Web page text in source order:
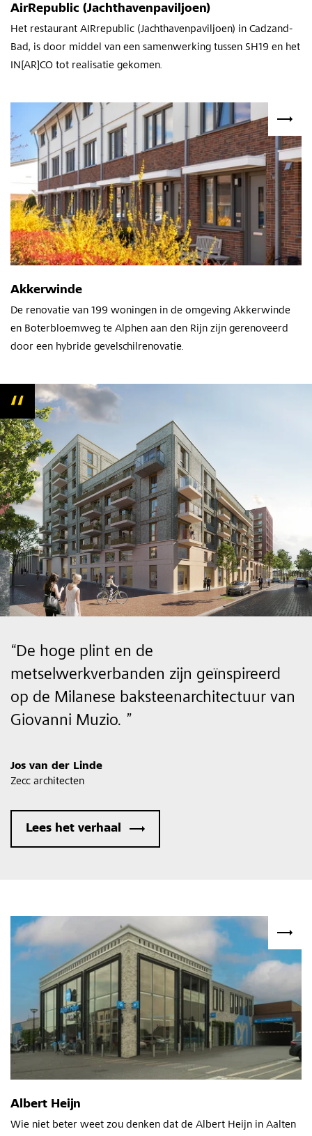
AirRepublic (Jachthavenpaviljoen)
Het restaurant AIRrepublic (Jachthavenpaviljoen) in Cadzand-
Bad, is door middel van een samenwerking tussen SH19 en het
IN[AR]CO tot realisatie gekomen.
Akkerwinde
De renovatie van 199 woningen in de omgeving Akkerwinde
en Boterbloemweg te Alphen aan den Rijn zijn gerenoveerd
door een hybride gevelschilrenovatie.
“De hoge plint en de
metselwerkverbanden zijn geïnspireerd
op de Milanese baksteenarchitectuur van
Giovanni Muzio. ”
Jos van der Linde
Zecc architecten
Lees het verhaal
Albert Heijn
Wie niet beter weet zou denken dat de Albert Heijn in Aalten